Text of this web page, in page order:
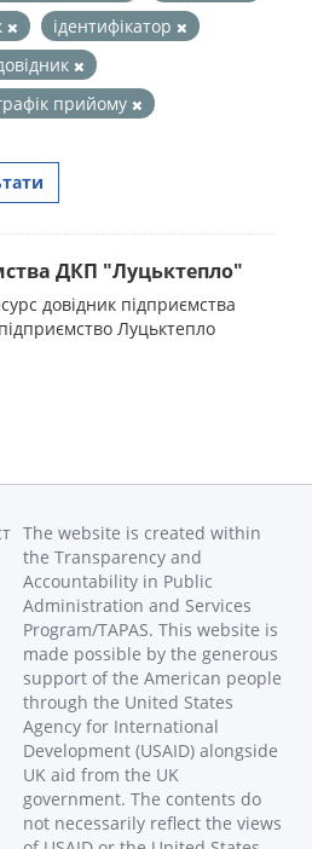
ідентифікатор
прийому
ДКП "Луцьктепло"
довідник підприємства
Луцьктепло
The website is created within
the Transparency and
Accountability in Public
Administration and Services
Program/TAPAS. This website is
made possible by the generous
support of the American people
through the United States
Agency for International
Development (USAID) alongside
UK aid from the UK
government. The contents do
not necessarily reflect the views